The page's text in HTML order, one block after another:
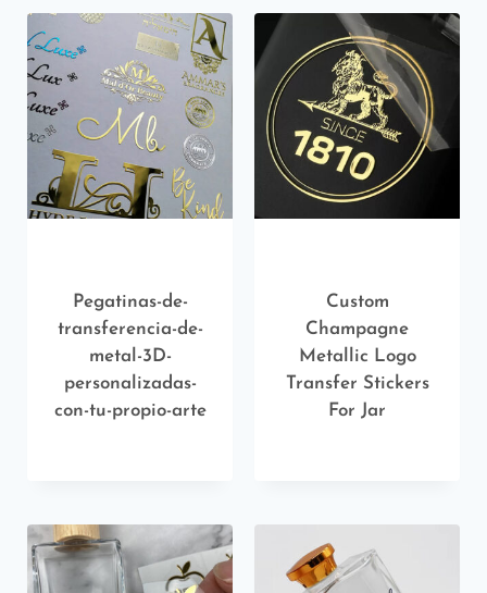
Pegatinas-de-
transferencia-de-
metal-3D-
personalizadas-
con-tu-propio-arte
Custom
Champagne
Metallic Logo
Transfer Stickers
For Jar